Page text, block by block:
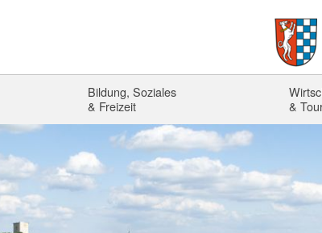
Bildung, Soziales
& Freizeit
&